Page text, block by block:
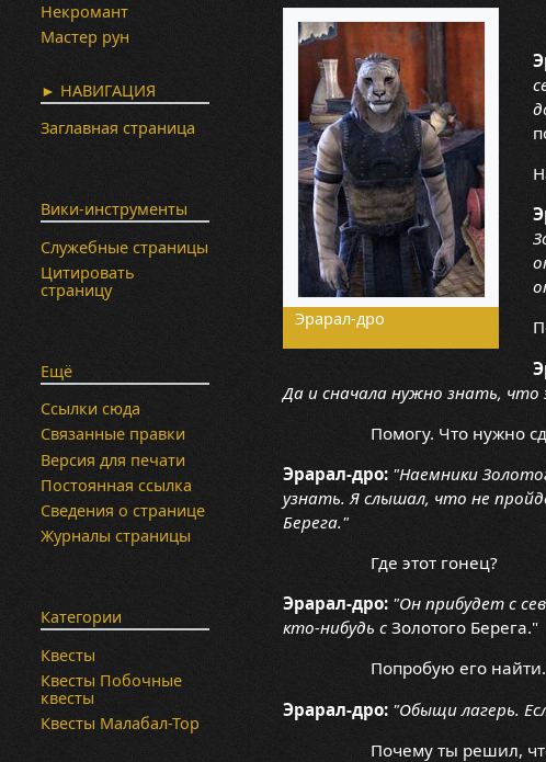
Эрарал-дро
Да и сначала нужно знать,
Помогу. Что нужно
Эрарал-дро: "Наемники
узнать. Я слышал, что не
Берега."
Где этот гонец?
Эрарал-дро: "Он прибудет с
кто-нибудь с Золотого Берега."
Попробую его найти.
Эрарал-дро: "Обыщи лагерь.
Почему ты решил,
Некромант
Мастер рун
► НАВИГАЦИЯ
Заглавная страница
Вики-инструменты
Служебные страницы
Цитировать
страницу
Ещё
Ссылки сюда
Связанные правки
Версия для печати
Постоянная ссылка
Сведения о странице
Журналы страницы
Категории
Квесты
Квесты Побочные
квесты
Квесты Малабал-Тор